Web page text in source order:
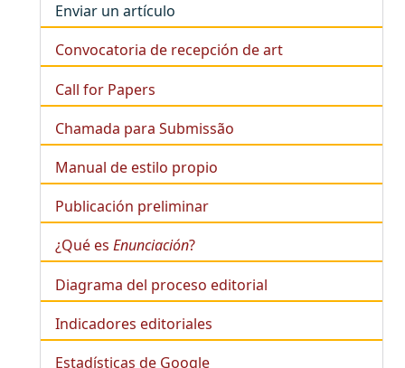
Enviar un artículo
Convocatoria de recepción de art
Call for Papers
Chamada para Submissão
Manual de estilo propio
Publicación preliminar
¿Qué es Enunciación?
Diagrama del proceso editorial
Indicadores editoriales
Estadísticas de Google